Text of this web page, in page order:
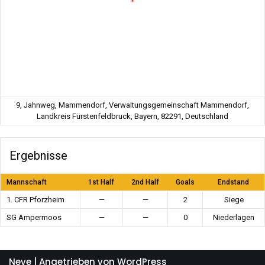
9, Jahnweg, Mammendorf, Verwaltungsgemeinschaft Mammendorf,
Landkreis Fürstenfeldbruck, Bayern, 82291, Deutschland
Ergebnisse
Mannschaft 1st Half 2nd Half Goals Endstand
1. CFR Pforzheim — — 2
Siege
SG Ampermoos
— — 0 Niederlagen
Neve | Angetrieben von WordPress